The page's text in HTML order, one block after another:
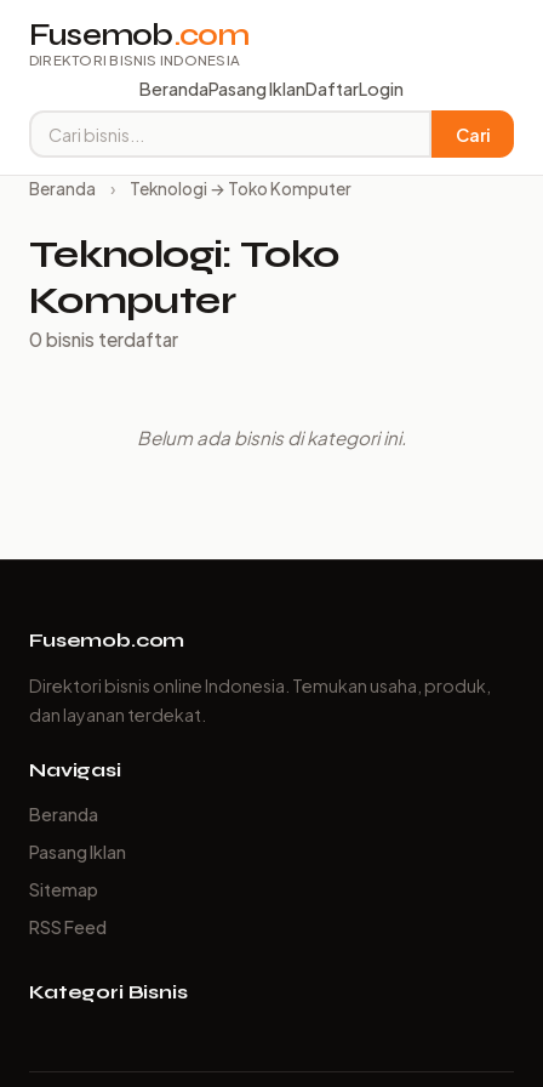
Fusemob.com
DIREKTORI BISNIS INDONESIA
BerandaPasang IklanDaftarLogin
Cari
Beranda › Teknologi → Toko Komputer
Teknologi: Toko
Komputer
0 bisnis terdaftar
Belum ada bisnis di kategori ini.
Fusemob.com
Direktori bisnis online Indonesia. Temukan usaha, produk,
dan layanan terdekat.
Navigasi
Beranda
Pasang Iklan
Sitemap
RSS Feed
Kategori Bisnis